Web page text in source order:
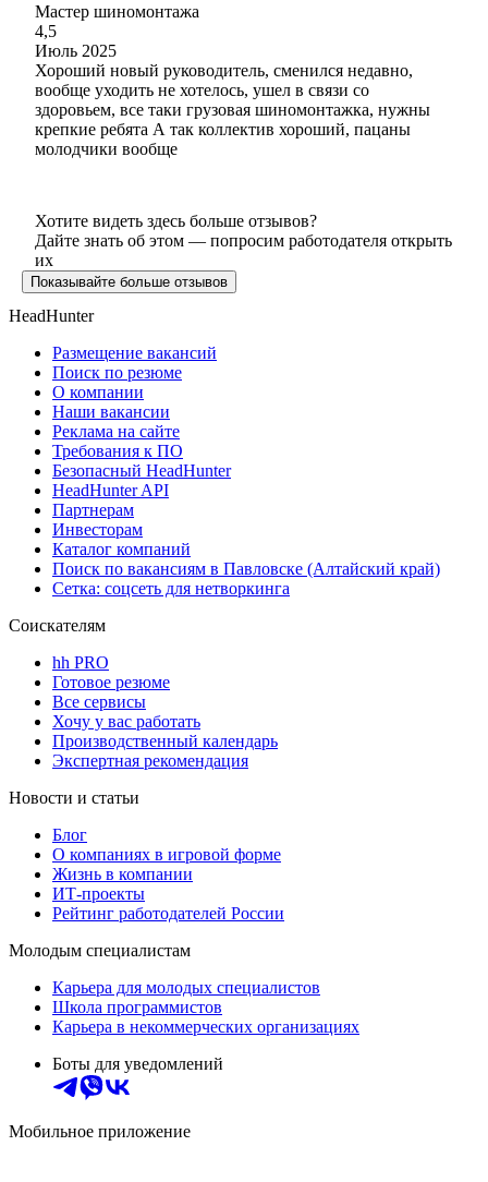
Мастер шиномонтажа
4,5
Июль 2025
Хороший новый руководитель, сменился недавно,
вообще уходить не хотелось, ушел в связи со
здоровьем, все таки грузовая шиномонтажка, нужны
крепкие ребята А так коллектив хороший, пацаны
молодчики вообще
Хотите видеть здесь больше отзывов?
Дайте знать об этом — попросим работодателя открыть
их
Показывайте больше отзывов
HeadHunter
Размещение вакансий
Поиск по резюме
О компании
Наши вакансии
Реклама на сайте
Требования к ПО
Безопасный HeadHunter
HeadHunter API
Партнерам
Инвесторам
Каталог компаний
Поиск по вакансиям в Павловске (Алтайский край)
Сетка: соцсеть для нетворкинга
Соискателям
hh PRO
Готовое резюме
Все сервисы
Хочу у вас работать
Производственный календарь
Экспертная рекомендация
Новости и статьи
Блог
О компаниях в игровой форме
Жизнь в компании
ИТ-проекты
Рейтинг работодателей России
Молодым специалистам
Карьера для молодых специалистов
Школа программистов
Карьера в некоммерческих организациях
Боты для уведомлений
Мобильное приложение